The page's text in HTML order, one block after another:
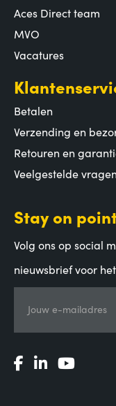
Aces Direct team
MVO
Vacatures
Betalen
Verzending en
Retouren en
Veelgestelde vragen
Stay on
Volg ons op social
nieuwsbrief voor
Jouw e-mailadres